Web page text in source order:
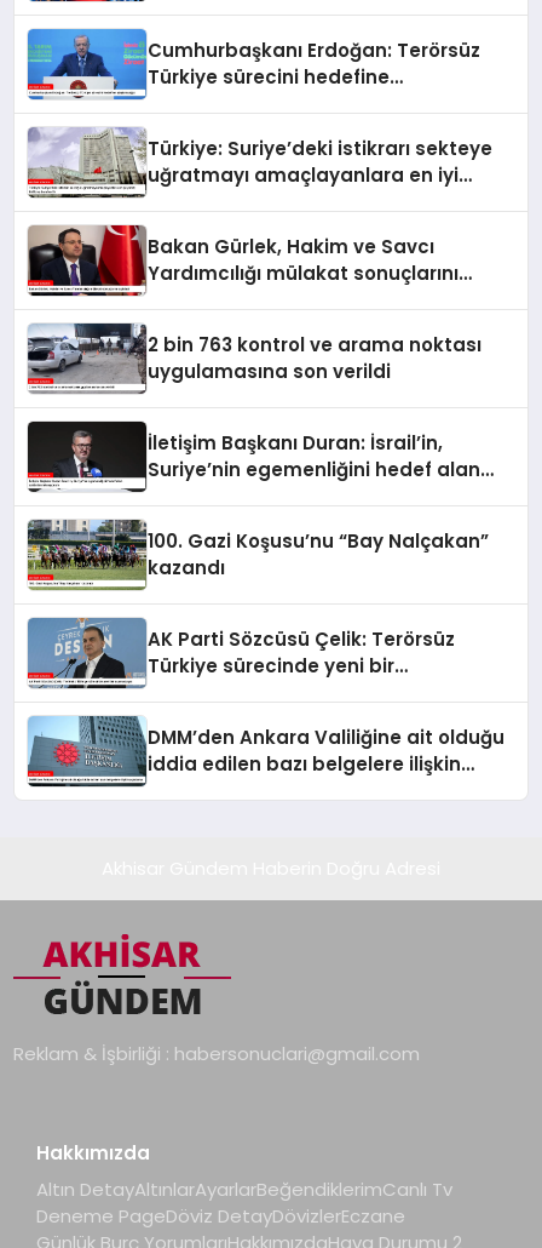
Cumhurbaşkanı Erdoğan: Terörsüz
Türkiye sürecini hedefine
Türkiye: Suriye’deki istikrarı sekteye
uğratmayı amaçlayanlara en iyi
Bakan Gürlek, Hakim ve Savcı
Yardımcılığı mülakat sonuçlarını
2 bin 763 kontrol ve arama noktası
uygulamasına son verildi
İletişim Başkanı Duran: İsrail’in,
Suriye’nin egemenliğini hedef alan
100. Gazi Koşusu’nu “Bay Nalçakan”
kazandı
AK Parti Sözcüsü Çelik: Terörsüz
Türkiye sürecinde yeni bir
DMM’den Ankara Valiliğine ait olduğu
iddia edilen bazı belgelere ilişkin
Reklam & İşbirliği : habersonuclari@gmail.com
Hakkımızda
Altın DetayAltınlarAyarlarBeğendiklerimCanlı Tv
Deneme PageDöviz DetayDövizlerEczane
Günlük Burç YorumlarıHakkımızdaHava Durumu 2